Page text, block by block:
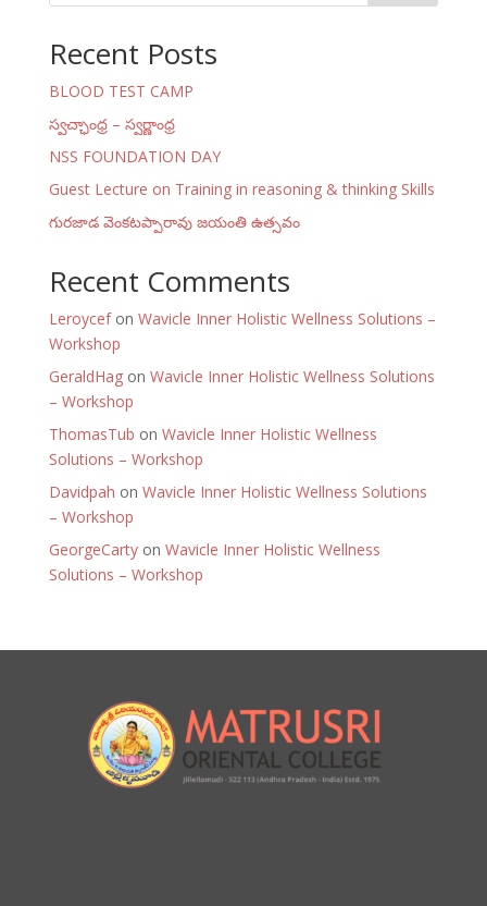
Recent Posts
BLOOD TEST CAMP
స్వచ్ఛాంధ్ర – స్వర్ణాంధ్ర
NSS FOUNDATION DAY
Guest Lecture on Training in reasoning & thinking Skills
గురజాడ వెంకటప్పారావు జయంతి ఉత్సవం
Recent Comments
Leroycefon Wavicle Inner Holistic Wellness Solutions –
Workshop
GeraldHagon Wavicle Inner Holistic Wellness Solutions
– Workshop
ThomasTub on Wavicle Inner Holistic Wellness
Solutions – Workshop
Davidpah on Wavicle Inner Holistic Wellness Solutions
– Workshop
GeorgeCartyon Wavicle Inner Holistic Wellness
Solutions – Workshop